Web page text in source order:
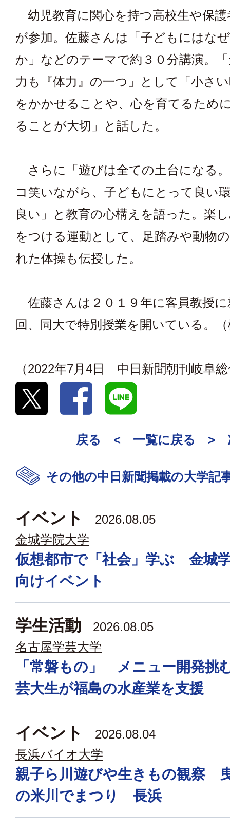
幼児教育に関心を持つ高校生や保護
が参加。佐藤さんは「子どもにはな
か」などのテーマで約３０分講演。
力も『体力』の一つ」として「小さ
をかかせることや、心を育てるため
ることが大切」と話した。
さらに「遊びは全ての土台になる
コ笑いながら、子どもにとって良い
良い」と教育の心構えを語った。楽
をつける運動として、足踏みや動物
れた体操も伝授した。
佐藤さんは２０１９年に客員教授に
回、同大で特別授業を開いている。
（2022年7月4日 中日新聞朝刊岐阜
戻る < 一覧に戻る >
その他の中日新聞掲載の大学記
イベント
2026.08.05
金城学院大学
仮想都市で「社会」学ぶ 金城
向けイベント
学生活動
2026.08.05
名古屋学芸大学
「常磐もの」 メニュー開発
芸大生が福島の水産業を支援
イベント
2026.08.04
長浜バイオ大学
親子ら川遊びや生きもの観察
の米川でまつり 長浜